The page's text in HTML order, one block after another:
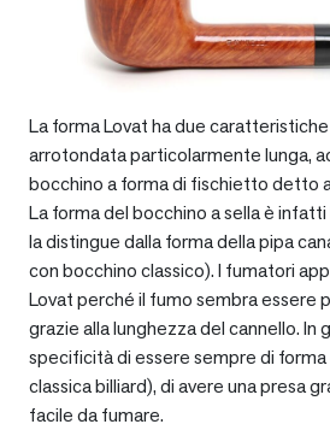
La forma Lovat ha due
arrotondata particolarmente lunga,
bocchino a forma di fischietto detto
La forma del bocchino a sella è
la distingue dalla forma della pipa
con bocchino classico). I fumatori
Lovat perché il fumo sembra essere
grazie alla lunghezza del cannello. In
specificità di essere sempre di
classica billiard), di avere una presa
facile da fumare.